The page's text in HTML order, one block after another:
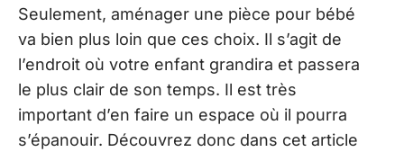
Seulement, aménager une pièce pour bébé
va bien plus loin que ces choix. Il s’agit de
l’endroit où votre enfant grandira et passera
le plus clair de son temps. Il est très
important d’en faire un espace où il pourra
s’épanouir. Découvrez donc dans cet article